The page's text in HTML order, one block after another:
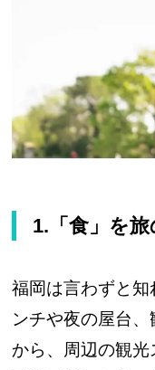
1.「食」を
福岡は言わずと
ンチや夜の屋台
から、周辺の観